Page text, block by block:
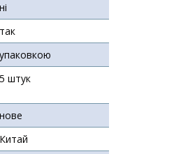
ні
так
упаковкою
5 штук
нове
Китай